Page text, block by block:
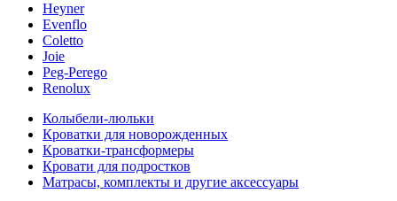
Heyner
Evenflo
Coletto
Joie
Peg-Perego
Renolux
Колыбели-люльки
Кроватки для новорожденных
Кроватки-трансформеры
Кровати для подростков
Матрасы, комплекты и другие аксессуары